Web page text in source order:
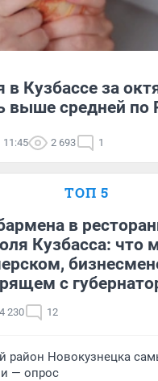
Кузбассе за
выше средней по
11:45 2 693 1
ТОП 5
в
Кузбасса: что
с
230 12
район Новокузнецка
— опрос